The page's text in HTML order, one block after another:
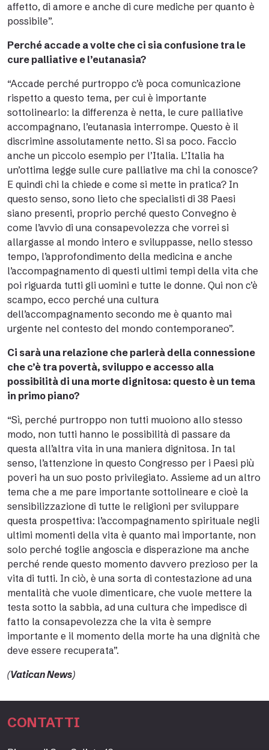
affetto, di amore e anche di cure mediche per quanto è
possibile”.
Perché accade a volte che ci sia confusione tra le
cure palliative e l’eutanasia?
“Accade perché purtroppo c’è poca comunicazione
rispetto a questo tema, per cui è importante
sottolinearlo: la differenza è netta, le cure palliative
accompagnano, l’eutanasia interrompe. Questo è il
discrimine assolutamente netto. Si sa poco. Faccio
anche un piccolo esempio per l’Italia. L’Italia ha
un’ottima legge sulle cure palliative ma chi la conosce?
E quindi chi la chiede e come si mette in pratica? In
questo senso, sono lieto che specialisti di 38 Paesi
siano presenti, proprio perché questo Convegno è
come l’avvio di una consapevolezza che vorrei si
allargasse al mondo intero e sviluppasse, nello stesso
tempo, l’approfondimento della medicina e anche
l’accompagnamento di questi ultimi tempi della vita che
poi riguarda tutti gli uomini e tutte le donne. Qui non c’è
scampo, ecco perché una cultura
dell’accompagnamento secondo me è quanto mai
urgente nel contesto del mondo contemporaneo”.
Ci sarà una relazione che parlerà della connessione
che c’è tra povertà, sviluppo e accesso alla
possibilità di una morte dignitosa: questo è un tema
in primo piano?
“Sì, perché purtroppo non tutti muoiono allo stesso
modo, non tutti hanno le possibilità di passare da
questa all’altra vita in una maniera dignitosa. In tal
senso, l’attenzione in questo Congresso per i Paesi più
poveri ha un suo posto privilegiato. Assieme ad un altro
tema che a me pare importante sottolineare e cioè la
sensibilizzazione di tutte le religioni per sviluppare
questa prospettiva: l’accompagnamento spirituale negli
ultimi momenti della vita è quanto mai importante, non
solo perché toglie angoscia e disperazione ma anche
perché rende questo momento davvero prezioso per la
vita di tutti. In ciò, è una sorta di contestazione ad una
mentalità che vuole dimenticare, che vuole mettere la
testa sotto la sabbia, ad una cultura che impedisce di
fatto la consapevolezza che la vita è sempre
importante e il momento della morte ha una dignità che
deve essere recuperata”.
(Vatican News)
CONTATTI